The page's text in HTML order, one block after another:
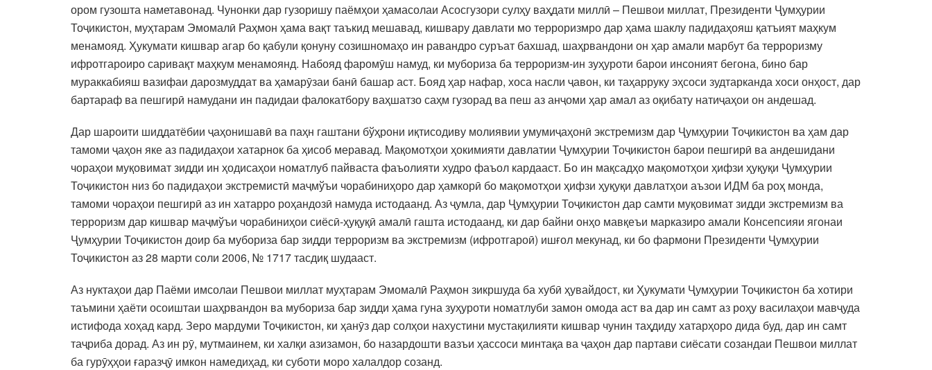
ором гузошта наметавонад. Чунонки дар гузоришу паёмҳои ҳамасолаи Асосгузори сулҳу ваҳдати миллӣ – Пешвои миллат, Президенти Ҷумҳурии
Тоҷикистон, муҳтарам Эмомалӣ Раҳмон ҳама вақт таъкид мешавад, кишвару давлати мо терроризмро дар ҳама шаклу падидаҳояш қатъият маҳкум
менамояд. Ҳукумати кишвар агар бо қабули қонуну созишномаҳо ин равандро суръат бахшад, шаҳрвандони он ҳар амали марбут ба терроризму
ифротгароиро саривақт маҳкум менамоянд. Набояд фаромӯш намуд, ки мубориза ба терроризм-ин зуҳуроти барои инсоният бегона, бино бар
мураккабияш вазифаи дарозмуддат ва ҳамарӯзаи банӣ башар аст. Бояд ҳар нафар, хоса насли ҷавон, ки таҳарруку эҳсоси зудтарканда хоси онҳост, дар
бартараф ва пешгирӣ намудани ин падидаи фалокатбору ваҳшатзо саҳм гузорад ва пеш аз анҷоми ҳар амал аз оқибату натиҷаҳои он андешад.
Дар шароити шиддатёбии ҷаҳонишавӣ ва паҳн гаштани бўҳрони иқтисодиву молиявии умумиҷаҳонӣ экстремизм дар Ҷумҳурии Тоҷикистон ва ҳам дар
тамоми ҷаҳон яке аз падидаҳои хатарнок ба ҳисоб меравад. Мақомотҳои ҳокимияти давлатии Ҷумҳурии Тоҷикистон барои пешгирӣ ва андешидани
чораҳои муқовимат зидди ин ҳодисаҳои номатлуб пайваста фаъолияти худро фаъол кардааст. Бо ин мақсадҳо мақомотҳои ҳифзи ҳуқуқи Ҷумҳурии
Тоҷикистон низ бо падидаҳои экстремистӣ маҷмўъи чорабиниҳоро дар ҳамкорӣ бо мақомотҳои ҳифзи ҳуқуқи давлатҳои аъзои ИДМ ба роҳ монда,
тамоми чораҳои пешгирӣ аз ин хатарро роҳандозӣ намуда истодаанд. Аз ҷумла, дар Ҷумҳурии Тоҷикистон дар самти муқовимат зидди экстремизм ва
терроризм дар кишвар маҷмўъи чорабиниҳои сиёсӣ-ҳуқуқӣ амалӣ гашта истодаанд, ки дар байни онҳо мавқеъи марказиро амали Консепсияи ягонаи
Ҷумҳурии Тоҷикистон доир ба мубориза бар зидди терроризм ва экстремизм (ифротгароӣ) ишғол мекунад, ки бо фармони Президенти Ҷумҳурии
Тоҷикистон аз 28 марти соли 2006, № 1717 тасдиқ шудааст.
Аз нуктаҳои дар Паёми имсолаи Пешвои миллат муҳтарам Эмомалӣ Раҳмон зикршуда ба хубӣ ҳувайдост, ки Ҳукумати Ҷумҳурии Тоҷикистон ба хотири
таъмини ҳаёти осоиштаи шаҳрвандон ва мубориза бар зидди ҳама гуна зуҳуроти номатлуби замон омода аст ва дар ин самт аз роҳу василаҳои мавҷуда
истифода хоҳад кард. Зеро мардуми Тоҷикистон, ки ҳанӯз дар солҳои нахустини мустақилияти кишвар чунин таҳдиду хатарҳоро дида буд, дар ин самт
таҷриба дорад. Аз ин рӯ, мутмаинем, ки халқи азизамон, бо назардошти вазъи ҳассоси минтақа ва ҷаҳон дар партави сиёсати созандаи Пешвои миллат
ба гурӯҳҳои ғаразҷӯ имкон намедиҳад, ки суботи моро халалдор созанд.